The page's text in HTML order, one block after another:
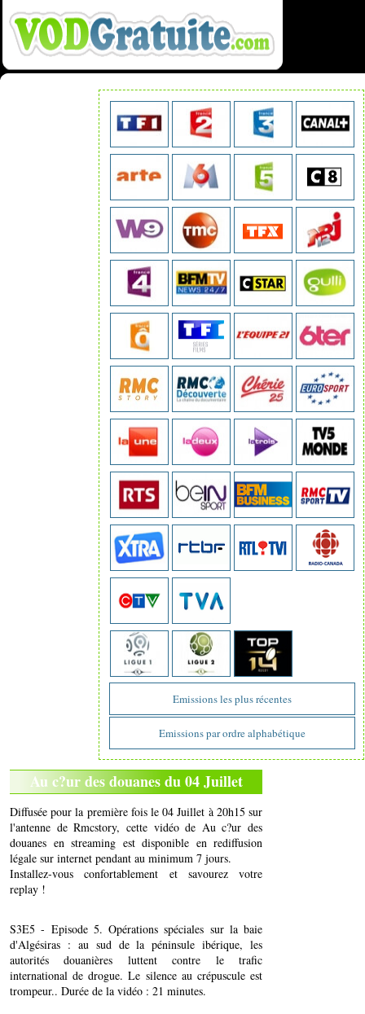
Emissions les plus récentes
Emissions par ordre alphabétique
Au c?ur des douanes du 04 Juillet
Diffusée pour la première fois le 04 Juillet à 20h15 sur
l'antenne de Rmcstory, cette vidéo de Au c?ur des
douanes en streaming est disponible en rediffusion
légale sur internet pendant au minimum 7 jours.
Installez-vous confortablement et savourez votre
replay !
S3E5 - Episode 5. Opérations spéciales sur la baie
d'Algésiras : au sud de la péninsule ibérique, les
autorités douanières luttent contre le trafic
international de drogue. Le silence au crépuscule est
trompeur.. Durée de la vidéo : 21 minutes.